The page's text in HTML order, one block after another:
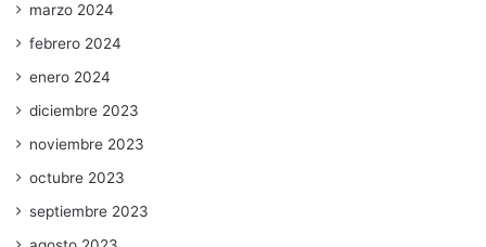
marzo 2024
febrero 2024
enero 2024
diciembre 2023
noviembre 2023
octubre 2023
septiembre 2023